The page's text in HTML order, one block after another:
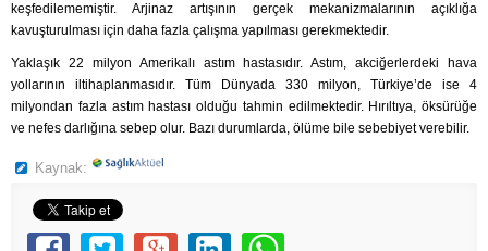
keşfedilememiştir. Arjinaz artışının gerçek mekanizmalarının açıklığa
kavuşturulması için daha fazla çalışma yapılması gerekmektedir.
Yaklaşık 22 milyon Amerikalı astım hastasıdır. Astım, akciğerlerdeki hava
yollarının iltihaplanmasıdır. Tüm Dünyada 330 milyon, Türkiye’de ise 4
milyondan fazla astım hastası olduğu tahmin edilmektedir. Hırıltıya, öksürüğe
ve nefes darlığına sebep olur. Bazı durumlarda, ölüme bile sebebiyet verebilir.
Kaynak: